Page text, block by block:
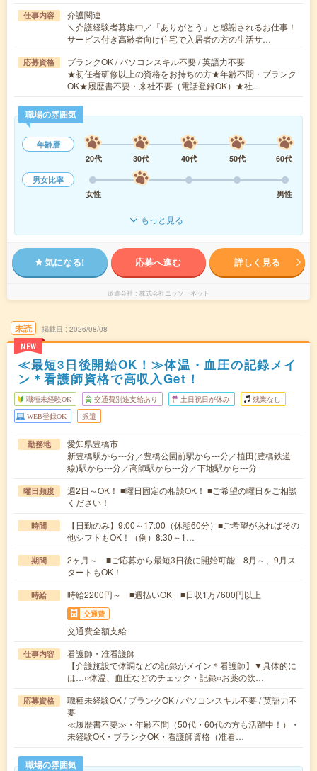
仕事内容
介護関連
＼介護経験者募集中／「ありがとう」と感謝されるお仕事！
サービス付き高齢者向け住宅で入居者の方の生活サ…
応募資格
ブランクOK / パソコンスキル不要 / 英語力不要
★初任者研修以上の資格をお持ちの方★年齢不問・ブランク
OK★履歴書不要・来社不要（電話登録OK）★社…
職場の雰囲気
年齢層
20代
30代 40代 50代
60代
男女比率
女性
男性
もっと見る
気になる! 応募へ進む 詳しく見る
派遣会社 株式会社ニッソーネット
未読
NEW
掲載日 2026/08/08
≪最短3日後開始OK！≫体温・血圧の記録メイ
ン＊看護師資格で高収入Get！
職種未経験OK 交通費別途支給あり 土日祝日が休み 残業なし
WEB登録OK 派遣
勤務地
愛知県豊橋市
新豊橋駅から---分／豊橋公園前駅から---分／植田(豊橋鉄道
線)駅から---分／高師駅から---分／下地駅から---分
曜日頻度
週2日～OK！ ■曜日固定の相談OK！ ■ご希望の曜日をご相談
ください！
時間
【日勤のみ】9:00～17:00（休憩60分）■ご希望があればその
他シフトもOK！（例）8:30～1…
期間
2ヶ月～ ■ご応募から最短3日後に開始可能 8月～、9月ス
タートもOK！
時給 時給2200円～ ■週払いOK ■日収1万7600円以上
交通費
交通費全額支給
仕事内容
看護師・准看護師
【介護施設で体調などの記録がメイン＊看護師】▼具体的に
は…○体温、血圧などのチェック・記録○お薬の飲…
応募資格
職種未経験OK / ブランクOK / パソコンスキル不要 / 英語力不
要
≪履歴書不要≫・年齢不問（50代・60代の方も活躍中！）・
未経験OK・ブランクOK・看護師資格（准看…
職場の雰囲気